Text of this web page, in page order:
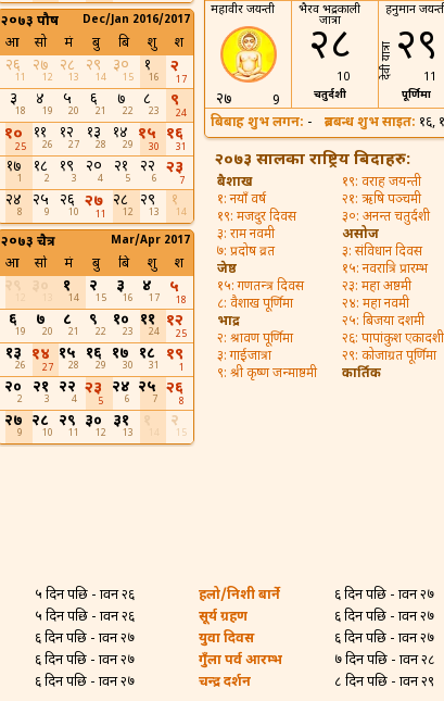
२०७३ पौष Dec/Jan 2016/2017
आ सो मं बु बि शु श
२६
11
२७
12
२८
13
२९
14
३०
15
१
16
२
17
३
18
४
19
५
20
६
21
७
22
८
23
९
24
१०
25
११
26
१२
27
१३
28
१४
29
१५
30
१६
31
१७
1
१८
2
१९
3
२०
4
२१
5
२२
6
२३
7
२४
8
२५
9
२६
10
२७
11
२८
12
२९
13
१
14
२०७३ चैत्र Mar/Apr 2017
आ सो मं बु बि शु श
१
14
२
15
३
16
४
17
५
18
६
19
७
20
८
21
९
22
१०
23
११
24
१२
25
१३
26
१४
27
१५
28
१६
29
१७
30
१८
31
१९
1
२०
2
२१
3
२२
4
२३
5
२४
6
२५
7
२६
8
२७
9
२८
10
२९
11
३०
12
३१
13
२
15
महावीर जयन्ती
२७ 9
भैरव भद्रकाली
जात्रा
२८
10
चतुर्दशी
हनुमान
देवी यात्रा २९
11
पूर्णिमा
बिबाह शुभ लगन: - ब्रतबन्ध शुभ साइत: १६,
२०७३ सालका राष्ट्रिय बिदाहरु:
बैशाख
१: नयाँ वर्ष
१९: मजदुर दिवस
३: राम नवमी
७: प्रदोष व्रत
जेष्ठ
१५: गणतन्त्र दिवस
८: वैशाख पूर्णिमा
भाद्र
२: श्रावण पूर्णिमा
३: गाईजात्रा
९: श्री कृष्ण जन्माष्ठमी
१९: वराह जयन्ती
२१: ऋषि पञ्चमी
३०: अनन्त चतुर्दशी
असोज
३: संविधान दिवस
१५: नवरात्रि प्रारम्भ
२३: महा अष्ठमी
२४: महा नवमी
२५: बिजया दशमी
२६: पापांकुश एकादशी
२९: कोजाग्रत पूर्णिमा
कार्तिक
५ दिन पछि - श्रावन २६
५ दिन पछि - श्रावन २६
६ दिन पछि - श्रावन २७
६ दिन पछि - श्रावन २७
६ दिन पछि - श्रावन २७
हलो/निशी बार्ने
६ दिन पछि - श्रावन २७
सूर्य ग्रहण
६ दिन पछि - श्रावन २७
युवा दिवस
६ दिन पछि - श्रावन २७
गुँला पर्व आरम्भ
७ दिन पछि - श्रावन २८
चन्द्र दर्शन
८ दिन पछि - श्रावन २९